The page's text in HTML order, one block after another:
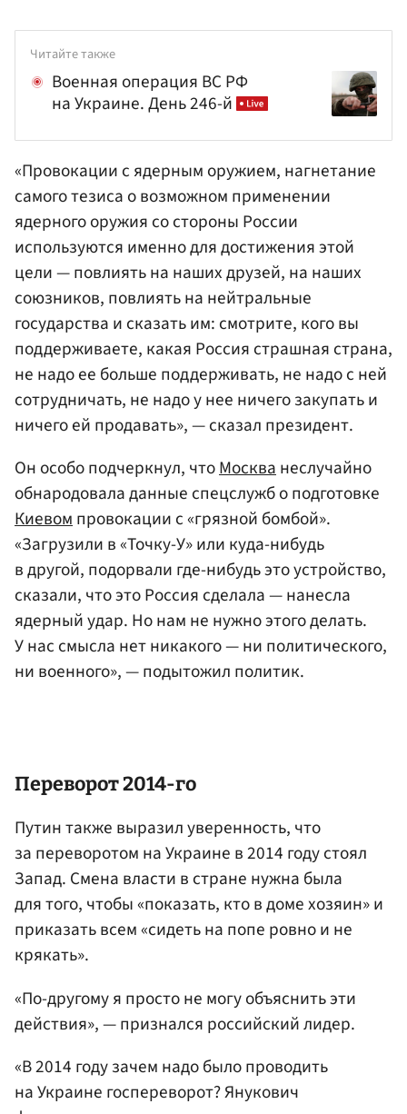
Читайте также
Военная операция ВС РФ
на Украине. День 246-й
«Провокации с ядерным оружием, нагнетание
самого тезиса о возможном применении
ядерного оружия со стороны России
используются именно для достижения этой
цели — повлиять на наших друзей, на наших
союзников, повлиять на нейтральные
государства и сказать им: смотрите, кого вы
поддерживаете, какая Россия страшная страна,
не надо ее больше поддерживать, не надо с ней
сотрудничать, не надо у нее ничего закупать и
ничего ей продавать», — сказал президент.
Он особо подчеркнул, чтоМоскванеслучайно
обнародовала данные спецслужб о подготовке
Киевомпровокации с «грязной бомбой».
«Загрузили в «Точку-У» или куда-нибудь
в другой, подорвали где-нибудь это устройство,
сказали, что это Россия сделала — нанесла
ядерный удар. Но нам не нужно этого делать.
У нас смысла нет никакого — ни политического,
ни военного», — подытожил политик.
Переворот 2014-го
Путин также выразил уверенность, что
за переворотом на Украине в 2014 году стоял
Запад. Смена власти в стране нужна была
для того, чтобы «показать, кто в доме хозяин» и
приказать всем «сидеть на попе ровно и не
крякать».
«По-другому я просто не могу объяснить эти
действия», — признался российский лидер.
«В 2014 году зачем надо было проводить
на Украине госпереворот? Янукович